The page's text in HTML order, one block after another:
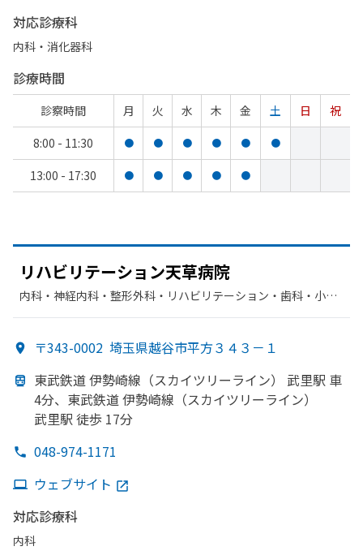
対応診療科
内科・​消化器科
診療時間
診察時間 月 火 水 木 金 土 日
祝
8:00 - 11:30
● ● ● ● ● ●
13:00 - 17:30 ● ● ● ● ●
リハビリテーション天草病院
内科・​神経内科・​整形外科・​リハビリテーション・​歯科・​小児
〒343-0002 埼玉県越谷市平方３４３－１
東武鉄道 伊勢崎線 （スカイツリーライン）
武里駅 車
4分、 東武鉄道 伊勢崎線 （スカイツリーライン）
武里駅 徒歩 17分
048-974-1171
ウェブサイト
対応診療科
内科